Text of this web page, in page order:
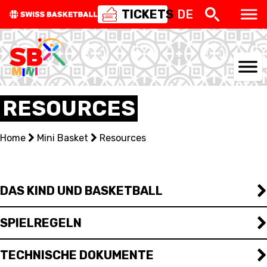
TICKETS DE
NATIONAL TEAMS
CENTRE NATIONAL
3X3
YOUTH
RESOURCES
Home Mini Basket Resources
DAS KIND UND BASKETBALL
SPIELREGELN
TECHNISCHE DOKUMENTE